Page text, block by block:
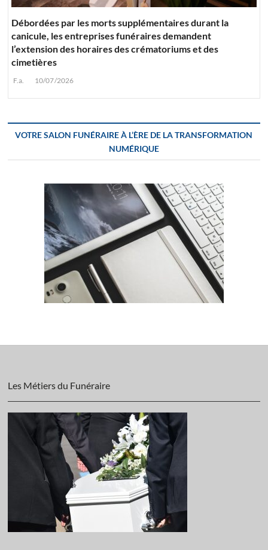
Débordées par les morts supplémentaires durant la
canicule, les entreprises funéraires demandent
l’extension des horaires des crématoriums et des
cimetières
F.a. 10/07/2026
VOTRE SALON FUNÉRAIRE À L’ÈRE DE LA TRANSFORMATION
NUMÉRIQUE
Les Métiers du Funéraire